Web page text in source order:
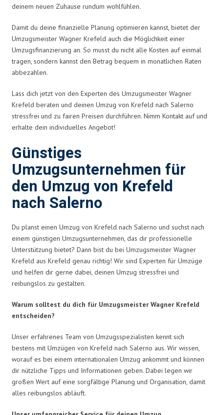
deinem neuen Zuhause rundum wohlfühlen.
Damit du deine finanzielle Planung optimieren kannst, bietet der
Umzugsmeister Wagner Krefeld auch die Möglichkeit einer
Umzugsfinanzierung an. So musst du nicht alle Kosten auf einmal
tragen, sondern kannst den Betrag bequem in monatlichen Raten
abbezahlen.
Lass dich jetzt von den Experten des Umzugsmeister Wagner
Krefeld beraten und deinen Umzug von Krefeld nach Salerno
stressfrei und zu fairen Preisen durchführen. Nimm Kontakt auf und
erhalte dein individuelles Angebot!
Günstiges
Umzugsunternehmen für
den Umzug von Krefeld
nach Salerno
Du planst einen Umzug von Krefeld nach Salerno und suchst nach
einem günstigen Umzugsunternehmen, das dir professionelle
Unterstützung bietet? Dann bist du bei Umzugsmeister Wagner
Krefeld aus Krefeld genau richtig! Wir sind Experten für Umzüge
und helfen dir gerne dabei, deinen Umzug stressfrei und
reibungslos zu gestalten.
Warum solltest du dich für Umzugsmeister Wagner Krefeld
entscheiden?
Unser erfahrenes Team von Umzugsspezialisten kennt sich
bestens mit Umzügen von Krefeld nach Salerno aus. Wir wissen,
worauf es bei einem internationalen Umzug ankommt und können
dir nützliche Tipps und Informationen geben. Dabei legen wir
großen Wert auf eine sorgfältige Planung und Organisation, damit
alles reibungslos abläuft.